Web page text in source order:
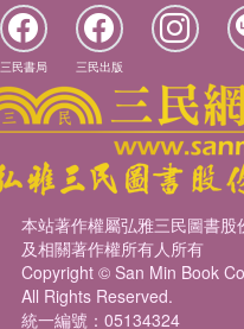
三民書局 三民出版
本站著作權屬弘雅三民圖書股
及相關著作權所有人所有
Copyright © San Min Book
All Rights Reserved.
統一編號：05134324